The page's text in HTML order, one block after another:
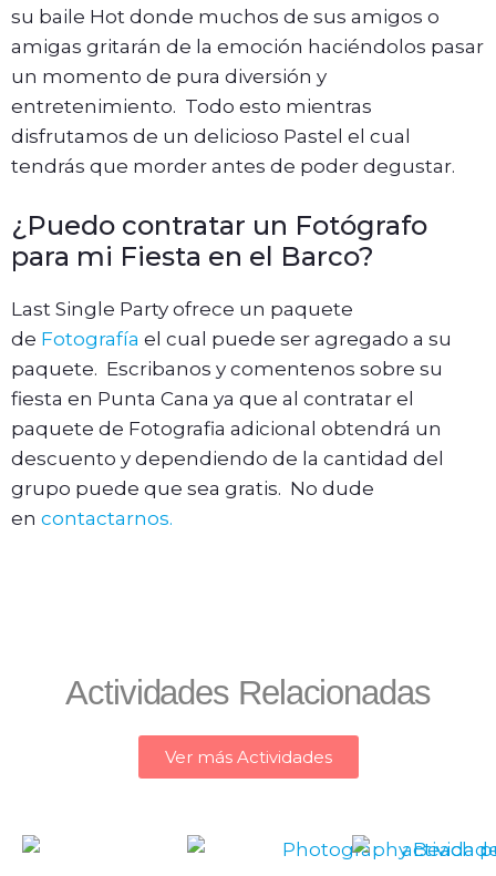
su baile Hot donde muchos de sus amigos o
amigas gritarán de la emoción haciéndolos pasar
un momento de pura diversión y
entretenimiento. Todo esto mientras
disfrutamos de un delicioso Pastel el cual
tendrás que morder antes de poder degustar.
¿Puedo contratar un Fotógrafo
para mi Fiesta en el Barco?
Last Single Party ofrece un paquete
de Fotografía el cual puede ser agregado a su
paquete. Escribanos y comentenos sobre su
fiesta en Punta Cana ya que al contratar el
paquete de Fotografia adicional obtendrá un
descuento y dependiendo de la cantidad del
grupo puede que sea gratis. No dude
en contactarnos.
Actividades Relacionadas
Ver más Actividades